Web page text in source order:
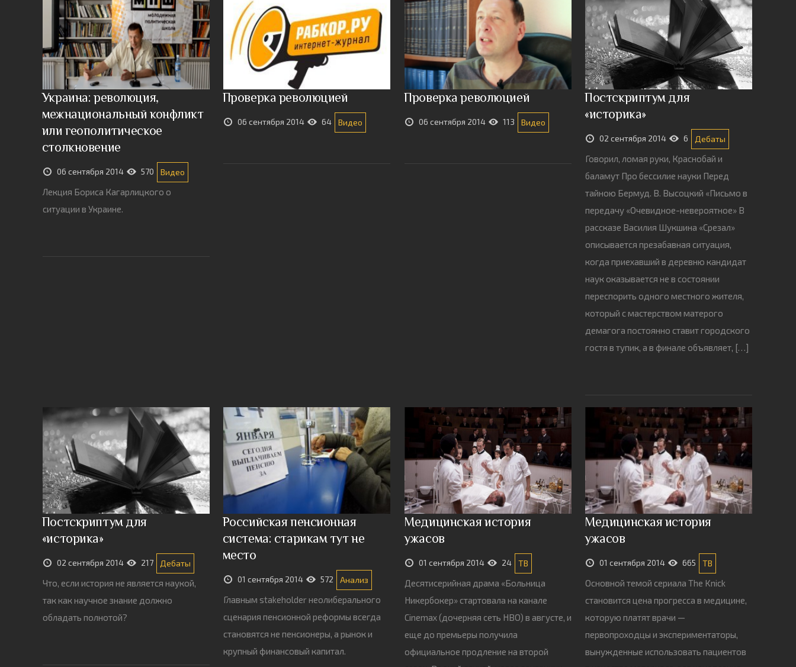
Украина: революция,
межнациональный конфликт
или геополитическое
столкновение
06 сентября 2014 570 Видео
Лекция Бориса Кагарлицкого о
ситуации в Украине.
Проверка революцией
06 сентября 2014 64 Видео
Проверка революцией
06 сентября 2014 113 Видео
Постскриптум для
«историка»
02 сентября 2014 6 Дебаты
Говорил, ломая руки, Краснобай и
баламут Про бессилие науки Перед
тайною Бермуд. В. Высоцкий «Письмо в
передачу «Очевидное-невероятное» В
рассказе Василия Шукшина «Срезал»
описывается презабавная ситуация,
когда приехавший в деревню кандидат
наук оказывается не в состоянии
переспорить одного местного жителя,
который с мастерством матерого
демагога постоянно ставит городского
гостя в тупик, а в финале объявляет, […]
Постскриптум для
«историка»
02 сентября 2014 217 Дебаты
Что, если история не является наукой,
так как научное знание должно
обладать полнотой?
Российская пенсионная
система: старикам тут не
место
01 сентября 2014 572 Анализ
Главным stakeholder неолиберального
сценария пенсионной реформы всегда
становятся не пенсионеры, а рынок и
крупный финансовый капитал.
Медицинская история
ужасов
01 сентября 2014 24 ТВ
Десятисерийная драма «Больница
Никербокер» стартовала на канале
Cinemax (дочерняя сеть HBO) в августе, и
еще до премьеры получила
официальное продление на второй
Медицинская история
ужасов
01 сентября 2014 665 ТВ
Основной темой сериала The Knick
становится цена прогресса в медицине,
которую платят врачи —
первопроходцы и экспериментаторы,
вынужденные использовать пациентов